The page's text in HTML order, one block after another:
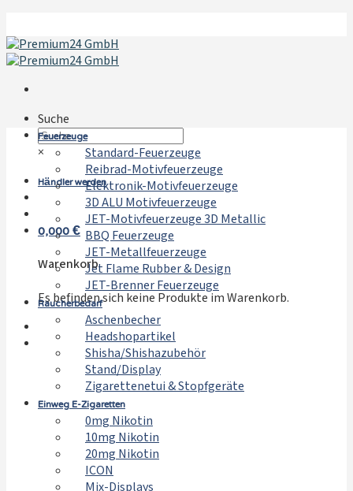
Inhalt
springen
Suche
×
Händler werden
0,000€
Warenkorb
Es befinden sich keine Produkte im Warenkorb.
Feuerzeuge
Standard-Feuerzeuge
Reibrad-Motivfeuerzeuge
Elektronik-Motivfeuerzeuge
3D ALU Motivfeuerzeuge
JET-Motivfeuerzeuge 3D Metallic
BBQ Feuerzeuge
JET-Metallfeuerzeuge
Jet Flame Rubber & Design
JET-Brenner Feuerzeuge
Raucherbedarf
Aschenbecher
Headshopartikel
Shisha/Shishazubehör
Stand/Display
Zigarettenetui & Stopfgeräte
Einweg E-Zigaretten
0mg Nikotin
10mg Nikotin
20mg Nikotin
ICON
Mix-Displays